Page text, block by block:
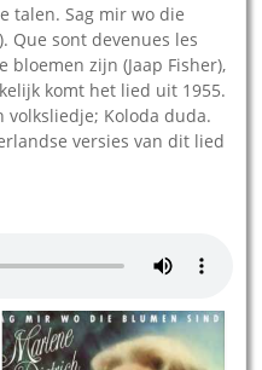
talen. Sag mir wo die
Que sont devenues les
bloemen zijn (Jaap Fisher),
komt het lied uit 1955.
volksliedje; Koloda duda.
versies van dit lied